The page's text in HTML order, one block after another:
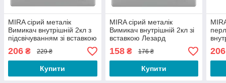
MIRA сірий металік
Вимикач внутрішній 2кл з
підсвічуванням зі вставкою
Лезард
206 ₴ 229 ₴
Купити
MIRA сірий металік
Вимикач внутрішній 2кл зі
вставкою Лезард
158₴ 176 ₴
Купити
206